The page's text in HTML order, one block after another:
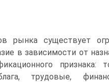
рынка существует
в зависимости от
признака:
трудовые,